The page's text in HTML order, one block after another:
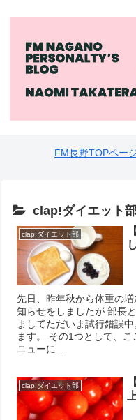
FM長野TOPペー
clap!ダイエット
clap!ダイエット部
先日、昨年秋から体重の
知らせをしましたが 部長
ましてただいま試行錯誤
ます。 その1つとして、
ニューに...
clap!ダイエット部